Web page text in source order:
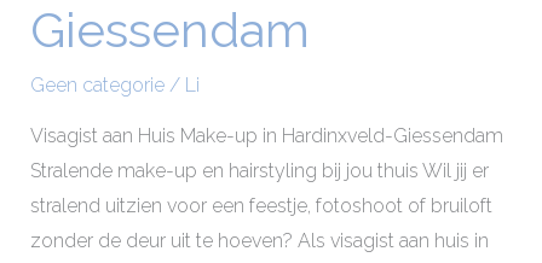
Giessendam
Geen categorie/ Li
Visagist aan Huis Make-up in Hardinxveld-Giessendam
Stralende make-up en hairstyling bij jou thuis Wil jij er
stralend uitzien voor een feestje, fotoshoot of bruiloft
zonder de deur uit te hoeven? Als visagist aan huis in
Giessendam